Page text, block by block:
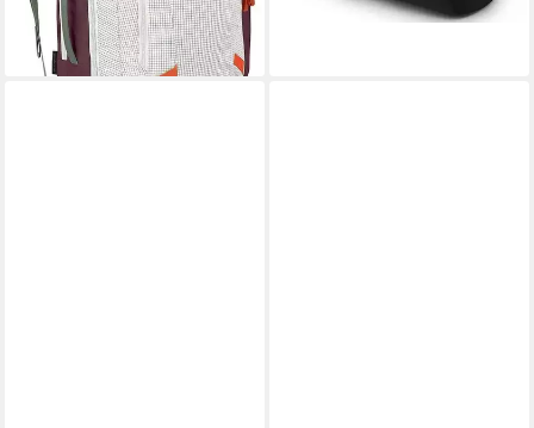
lieferbar - in 2-3 Werktagen bei dir lieferbar - in 2-3 Werktagen bei dir